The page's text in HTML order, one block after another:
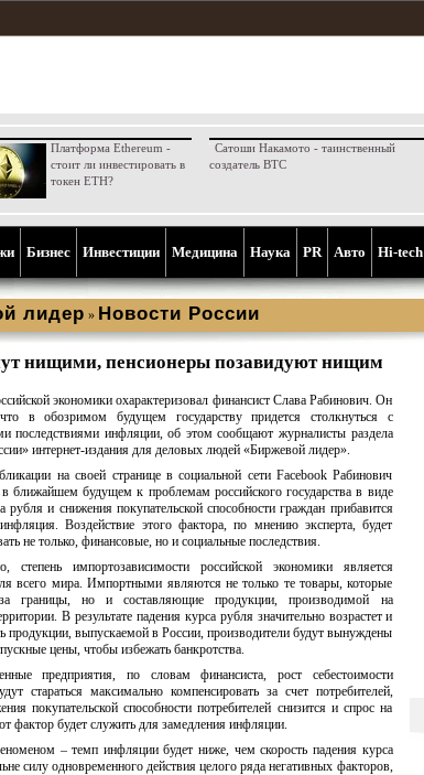
Платформа Ethereum -
стоит ли инвестировать в
токен ETH?
Сатоши Накамото - таинственный
создатель BTC
Бизнес Инвестиции Медицина Наука PR Aвто Hi-tech
лидер » Новости России
нищими, пенсионеры позавидуют нищим
экономики охарактеризовал финансист Слава Рабинович. Он
что в обозримом будущем государству придется столкнуться с
последствиями инфляции, об этом сообщают журналисты раздела
интернет-издания для деловых людей «Биржевой лидер».
на своей странице в социальной сети Facebook Рабинович
ближайшем будущем к проблемам российского государства в виде
рубля и снижения покупательской способности граждан прибавится
Воздействие этого фактора, по мнению эксперта, будет
не только, финансовые, но и социальные последствия.
степень импортозависимости российской экономики является
всего мира. Импортными являются не только те товары, которые
границы, но и составляющие продукции, производимой на
В результате падения курса рубля значительно возрастет и
продукции, выпускаемой в России, производители будут вынуждены
цены, чтобы избежать банкротства.
предприятия, по словам финансиста, рост себестоимости
стараться максимально компенсировать за счет потребителей,
покупательской способности потребителей снизится и спрос на
фактор будет служить для замедления инфляции.
– темп инфляции будет ниже, чем скорость падения курса
силу одновременного действия целого ряда негативных факторов,